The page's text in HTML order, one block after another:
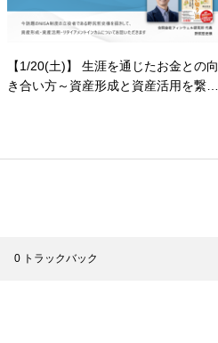
【1/20(土)】 生涯を通じたお金との向
き合い方～資産形成と資産活用を繋げ
0 トラックバック